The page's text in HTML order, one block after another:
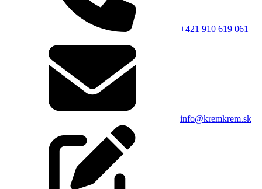
+421 910 619 061
info@kremkrem.sk